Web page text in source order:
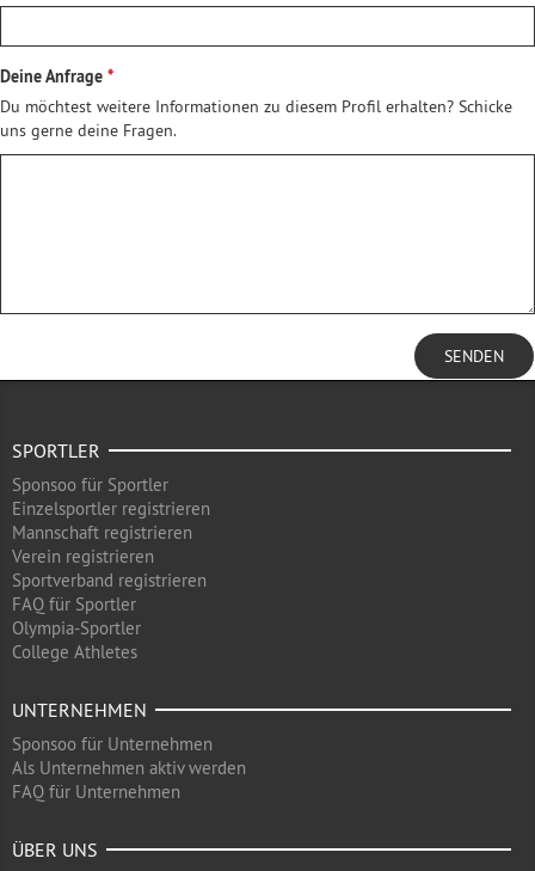
Deine Anfrage
Du möchtest weitere Informationen zu diesem Profil erhalten? Schicke
uns gerne deine Fragen.
SENDEN
SPORTLER
Sponsoo für Sportler
Einzelsportler registrieren
Mannschaft registrieren
Verein registrieren
Sportverband registrieren
FAQ für Sportler
Olympia-Sportler
College Athletes
UNTERNEHMEN
Sponsoo für Unternehmen
Als Unternehmen aktiv werden
FAQ für Unternehmen
ÜBER UNS